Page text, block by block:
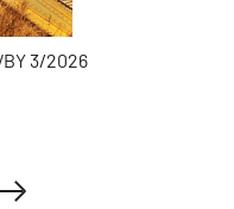
3/2026